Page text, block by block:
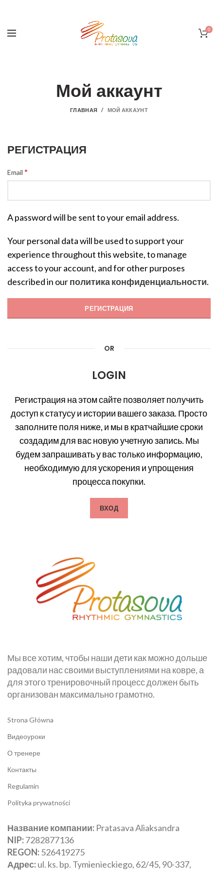
0
Мой аккаунт
ГЛАВНАЯ МОЙ АККАУНТ
РЕГИСТРАЦИЯ
Email *
A password will be sent to your email address.
Your personal data will be used to support your
experience throughout this website, to manage
access to your account, and for other purposes
described in ourполитика конфиденциальности.
РЕГИСТРАЦИЯ
OR
LOGIN
Регистрация на этом сайте позволяет получить
доступ к статусу и истории вашего заказа. Просто
заполните поля ниже, и мы в кратчайшие сроки
создадим для вас новую учетную запись. Мы
будем запрашивать у вас только информацию,
необходимую для ускорения и упрощения
процесса покупки.
ВХОД
Мы все хотим, чтобы наши дети как можно дольше
радовали нас своими выступлениями на ковре, а
для этого тренировочный процесс должен быть
организован максимально грамотно.
Strona Główna
Видеоуроки
О тренере
Контакты
Regulamin
Polityka prywatności
Название компании: Pratasava Aliaksandra
NIP:‎7282877136
REGON:‎526419275
Адрес:‎ul. ks. bp. Tymienieckiego, 62/45, 90-337,